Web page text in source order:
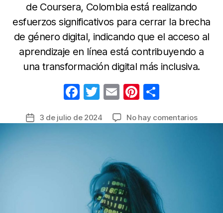
de Coursera, Colombia está realizando
esfuerzos significativos para cerrar la brecha
de género digital, indicando que el acceso al
aprendizaje en línea está contribuyendo a
una transformación digital más inclusiva.
F
c
o
k
T
itt
E
ail
Pi
er m
Fecha3 de julio de 2024 No hay comentariosen